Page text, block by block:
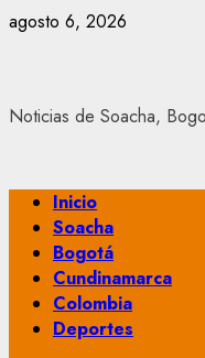
Saltar
agosto 6, 2026
Noticias de Soacha,
Menú
principal
Inicio
Soacha
Bogotá
Cundinamarca
Colombia
Deportes